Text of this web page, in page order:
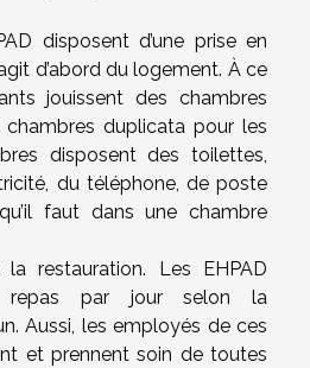
disposent d’une prise en
d’abord du logement. À ce
jouissent des chambres
duplicata pour les
disposent des toilettes,
du téléphone, de poste
faut dans une chambre
restauration. Les EHPAD
repas par jour selon la
Aussi, les employés de ces
et prennent soin de toutes